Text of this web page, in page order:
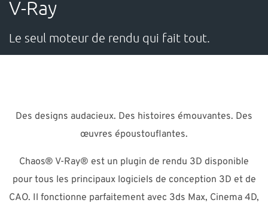
SUPPORT
Vous avez besoin d'aide ?
Support :support-fr@nti-group.com
France NTI Group Brasil Danmark Deutschland
V-Ray
Le seul moteur de rendu qui fait tout.
Des designs audacieux. Des histoires émouvantes. Des
œuvres époustouflantes.
Chaos® V-Ray® est un plugin de rendu 3D disponible
pour tous les principaux logiciels de conception 3D et de
CAO. Il fonctionne parfaitement avec 3ds Max, Cinema 4D,